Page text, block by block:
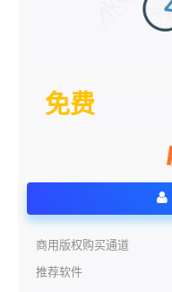
免费
商用版权购买通道
推荐软件